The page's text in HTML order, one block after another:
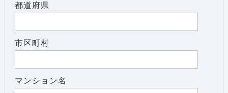
都道府県
市区町村
マンション名